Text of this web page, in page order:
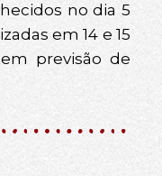
no dia 5
em 14 e 15
previsão de